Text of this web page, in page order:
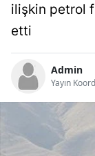
ilişkin petrol
etti
Admin
Yayın